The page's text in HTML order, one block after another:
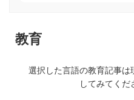
教育
選択した言語の教育記事
してみてくだ